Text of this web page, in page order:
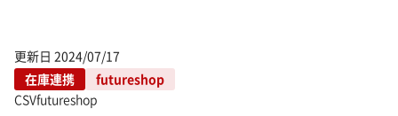
更新日 2024/07/17
在庫連携
futureshop
CSVfutureshop